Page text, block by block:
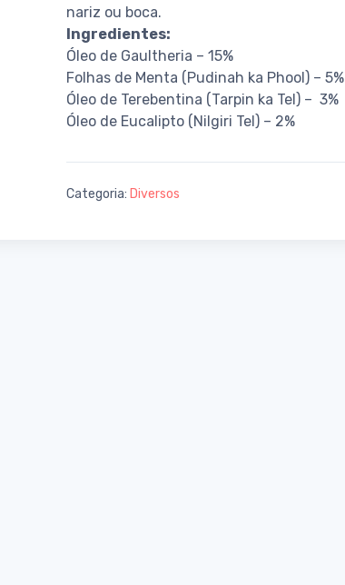
nariz ou boca.
Ingredientes:
Óleo de Gaultheria – 15%
Folhas de Menta (Pudinah ka Phool) – 5%
Óleo de Terebentina (Tarpin ka Tel) – 3%
Óleo de Eucalipto (Nilgiri Tel) – 2%
Categoria: Diversos